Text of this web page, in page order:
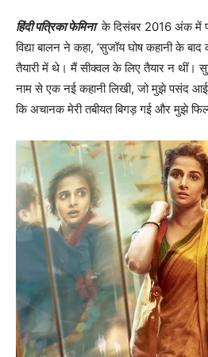
हिंदी पत्रिका फेमिनाके दिसंबर 2016 अंक में
विद्या बालन ने कहा, ‘सुजॉय घोष कहानी के
तैयारी में थे। मैं सीक्‍वल के लिए तैयार न थीं।
नाम से एक नई कहानी लिखी, जो मुझे पसंद
कि अचानक मेरी तबीयत बिगड़ गई और मुझे